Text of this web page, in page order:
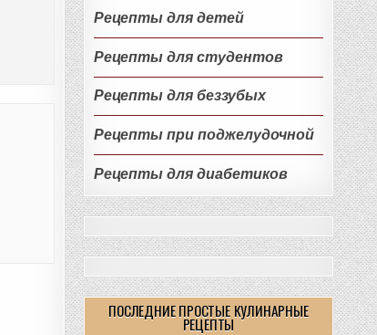
Рецепты для детей
Рецепты для студентов
Рецепты для беззубых
Рецепты при поджелудочной
Рецепты для диабетиков
ПОСЛЕДНИЕ ПРОСТЫЕ КУЛИНАРНЫЕ
РЕЦЕПТЫ